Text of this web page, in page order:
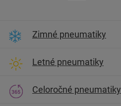
Zimné pneumatiky
Letné pneumatiky
Celoročné pneumatiky